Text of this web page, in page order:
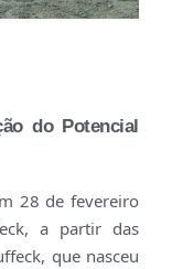
do Potencial
28 de fevereiro
a partir das
que nasceu